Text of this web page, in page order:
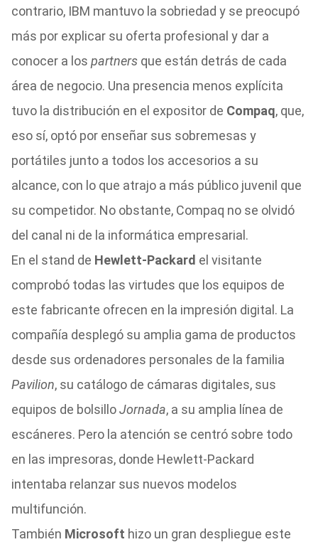
contrario, IBM mantuvo la sobriedad y se preocupó
más por explicar su oferta profesional y dar a
conocer a los partnersque están detrás de cada
área de negocio. Una presencia menos explícita
tuvo la distribución en el expositor de Compaq, que,
eso sí, optó por enseñar sus sobremesas y
portátiles junto a todos los accesorios a su
alcance, con lo que atrajo a más público juvenil que
su competidor. No obstante, Compaq no se olvidó
del canal ni de la informática empresarial.
En el stand de Hewlett-Packard el visitante
comprobó todas las virtudes que los equipos de
este fabricante ofrecen en la impresión digital. La
compañía desplegó su amplia gama de productos
desde sus ordenadores personales de la familia
Pavilion, su catálogo de cámaras digitales, sus
equipos de bolsilloJornada, a su amplia línea de
escáneres. Pero la atención se centró sobre todo
en las impresoras, donde Hewlett-Packard
intentaba relanzar sus nuevos modelos
multifunción.
También Microsoft hizo un gran despliegue este